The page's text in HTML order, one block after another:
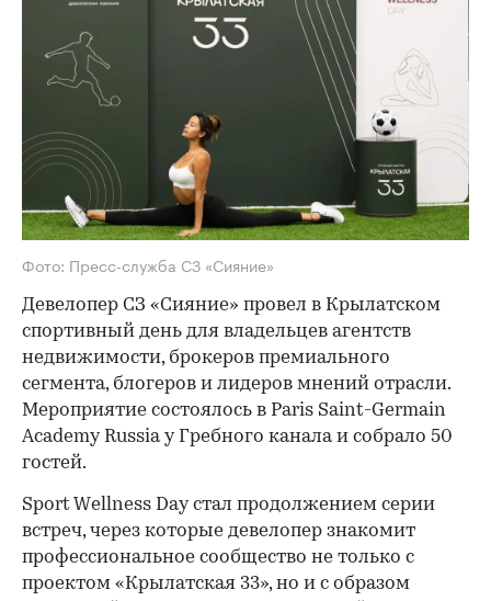
Фото: Пресс-служба СЗ «Сияние»
Девелопер СЗ «Сияние» провел в Крылатском
спортивный день для владельцев агентств
недвижимости, брокеров премиального
сегмента, блогеров и лидеров мнений отрасли.
Мероприятие состоялось в Paris Saint-Germain
Academy Russia у Гребного канала и собрало 50
гостей.
Sport Wellness Day стал продолжением серии
встреч, через которые девелопер знакомит
профессиональное сообщество не только с
проектом «Крылатская 33», но и с образом